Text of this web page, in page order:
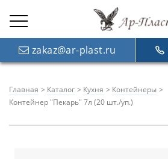
zakaz@ar-plast.ru
Главная Каталог Кухня
Контейнеры
Контейнер "Пекарь" 7л (20 шт./уп.)